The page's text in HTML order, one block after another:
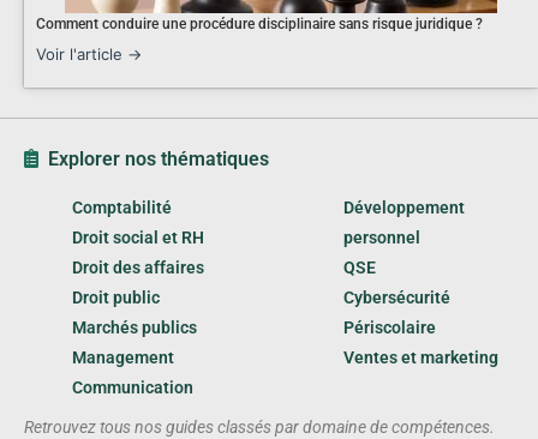
Comment conduire une procédure disciplinaire sans risque juridique ?
Voir l'article →
Explorer nos thématiques
Comptabilité
Droit social et RH
Droit des affaires
Droit public
Marchés publics
Management
Communication
Développement
personnel
QSE
Cybersécurité
Périscolaire
Ventes et marketing
Retrouvez tous nos guides classés par domaine de compétences.